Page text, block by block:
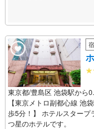
東京都/豊島区 池袋駅から
【東京メトロ副都心線 池
歩5分！】 ホテルスタープ
つ星のホテルです。